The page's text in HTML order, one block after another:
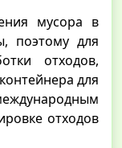
мусора в
поэтому для
отходов,
для
отходов